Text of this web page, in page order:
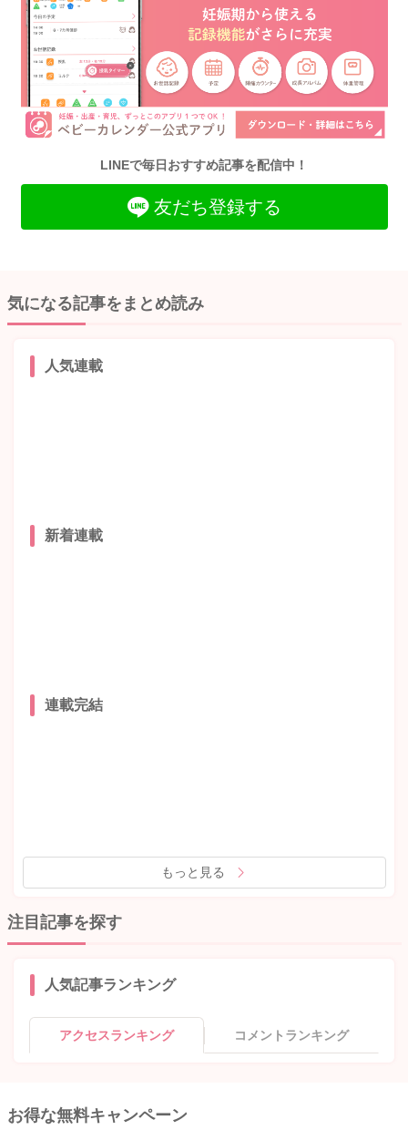
LINEで毎日おすすめ記事を配信中！
友だち登録する
気になる記事をまとめ読み
人気連載
新着連載
連載完結
もっと見る
注目記事を探す
人気記事ランキング
アクセスランキング コメントランキング
お得な無料キャンペーン